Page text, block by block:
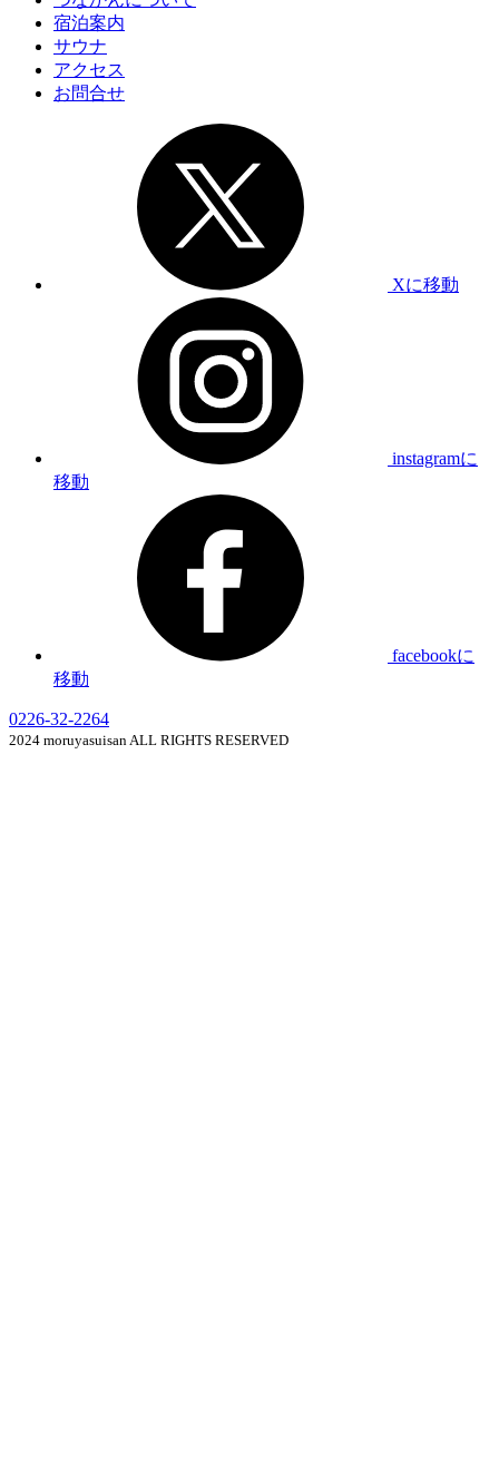
宿泊案内
サウナ
アクセス
お問合せ
Xに移動
instagramに
移動
facebookに
移動
0226-32-2264
2024 moruyasuisan ALL RIGHTS RESERVED